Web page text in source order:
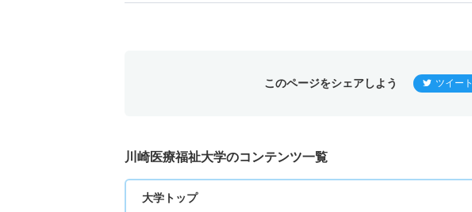
このページをシェアしよう ツイート
川崎医療福祉大学のコンテンツ一覧
大学トップ